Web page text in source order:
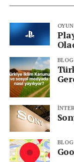
Türkiye’nin
doğrultusunda
değil; aynı
simgesi. MSB
Kuvvetleri’nin
seviyeye taşıyor.
Ali Değişmiş
Senin
3